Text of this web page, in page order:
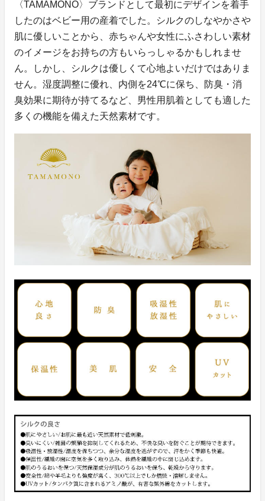
〈TAMAMONO〉ブランドとして最初にデザインを着手
したのはベビー用の産着でした。シルクのしなやかさや
肌に優しいことから、赤ちゃんや女性にふさわしい素材
のイメージをお持ちの方もいらっしゃるかもしれませ
ん。しかし、シルクは優しくて心地よいだけではありま
せん。湿度調整に優れ、内側を24℃に保ち、防臭・消
臭効果に期待が持てるなど、男性用肌着としても適した
多くの機能を備えた天然素材です。